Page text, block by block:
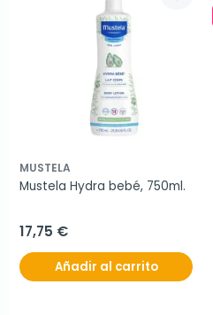
MUSTELA
Mustela Hydra bebé, 750ml.
17,75 €
Añadir al carrito